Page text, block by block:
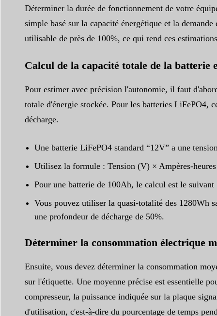
Déterminer la durée de fonctionnement de votre
simple basé sur la capacité énergétique et la
utilisable de près de 100%, ce qui rend ces
Calcul de la capacité totale de la batterie
Pour estimer avec précision l'autonomie, il faut
totale d'énergie stockée. Pour les batteries LiFePO4,
décharge.
Une batterie LiFePO4 standard “12V” a une
Utilisez la formule : Tension (V) × Ampères-
Pour une batterie de 100Ah, le calcul est le
Vous pouvez utiliser la quasi-totalité des 1280Wh
une profondeur de décharge de 50%.
Déterminer la consommation électrique
Ensuite, vous devez déterminer la consommation
sur l'étiquette. Une moyenne précise est essentielle
compresseur, la puissance indiquée sur la plaque
d'utilisation, c'est-à-dire du pourcentage de temps